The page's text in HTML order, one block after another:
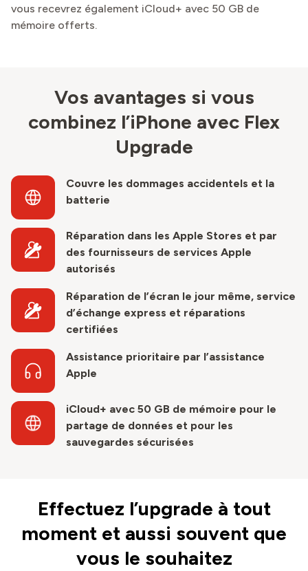
vous recevrez également iCloud+ avec 50 GB de
mémoire offerts.
Vos avantages si vous
combinez l’iPhone avec Flex
Upgrade
Couvre les dommages accidentels et la
batterie
Réparation dans les Apple Stores et par
des fournisseurs de services Apple
autorisés
Réparation de l’écran le jour même, service
d’échange express et réparations
certifiées
Assistance prioritaire par l’assistance
Apple
iCloud+ avec 50 GB de mémoire pour le
partage de données et pour les
sauvegardes sécurisées
Effectuez l’upgrade à tout
moment et aussi souvent que
vous le souhaitez